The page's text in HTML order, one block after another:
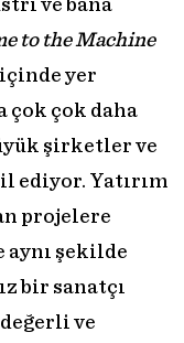
ve bana
to the Machine
yer
çok çok daha
şirketler ve
ediyor. Yatırım
projelere
şekilde
bir sanatçı
ve